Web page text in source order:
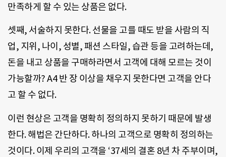
만족하게 할 수 있는 상품은 없다.
셋째, 서술하지 못한다. 선물을 고를 때도 받을 사람의 직
업, 지위, 나이, 성별, 패션 스타일, 습관 등을 고려하는데,
돈을 내고 상품을 구매하라면서 고객에 대해 모르는 것이
가능할까? A4 반 장 이상을 채우지 못한다면 고객을 안다
고 할 수 없다.
이런 현상은 고객을 명확히 정의하지 못하기 때문에 발생
한다. 해법은 간단하다. 하나의 고객으로 명확히 정의하는
것이다. 이제 우리의 고객을 ‘37세의 결혼 8년 차 주부이며,